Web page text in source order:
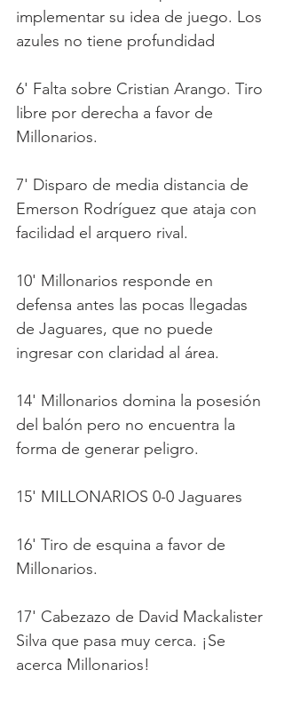
implementar su idea de juego. Los
azules no tiene profundidad
6' Falta sobre Cristian Arango. Tiro
libre por derecha a favor de
Millonarios.
7' Disparo de media distancia de
Emerson Rodríguez que ataja con
facilidad el arquero rival.
10' Millonarios responde en
defensa antes las pocas llegadas
de Jaguares, que no puede
ingresar con claridad al área.
14' Millonarios domina la posesión
del balón pero no encuentra la
forma de generar peligro.
15' MILLONARIOS 0-0 Jaguares
16' Tiro de esquina a favor de
Millonarios.
17' Cabezazo de David Mackalister
Silva que pasa muy cerca. ¡Se
acerca Millonarios!